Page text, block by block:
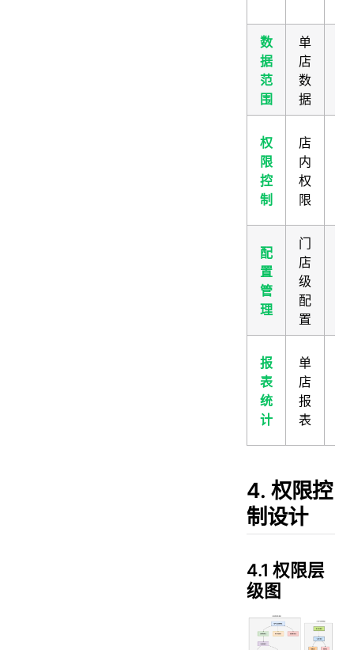
数
据
范
围
单
店
数
据
权
限
控
制
店
内
权
限
配
置
管
理
门
店
级
配
置
报
表
统
计
单
店
报
表
4. 权限控
制设计
4.1 权限层
级图